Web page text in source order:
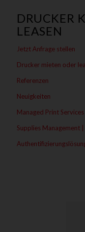
DRUCKER
LEASEN
Jetzt Anfrage stellen
Drucker mieten oder
Referenzen
Neuigkeiten
Managed Print Services
Supplies Management